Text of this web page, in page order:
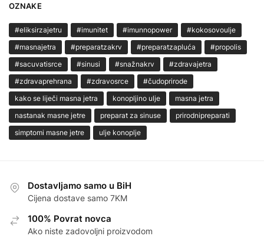
OZNAKE
#eliksirzajetru #imunitet #imunnopower
#kokosovoulje
#masnajetra
#preparatzakrv #preparatzapluća
#propolis
#sacuvatisrce
#sinusi #snažnakrv
#zdravajetra
#zdravaprehrana
#zdravosrce
#čudoprirode
kako se liječi masna jetra
konopljino ulje
masna jetra
nastanak masne jetre
preparat za sinuse
prirodnipreparati
simptomi masne jetre
ulje konoplje
Dostavljamo samo u BiH
Cijena dostave samo 7KM
100% Povrat novca
Ako niste zadovoljni proizvodom